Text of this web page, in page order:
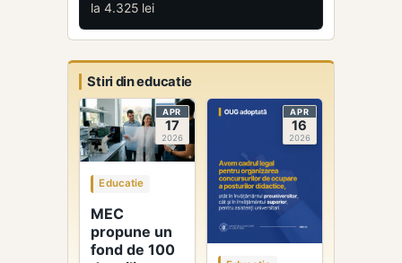
la 4.325 lei
Stiri din educatie
APR
17
2026
Educatie
MEC
propune un
fond de 100
APR
16
2026